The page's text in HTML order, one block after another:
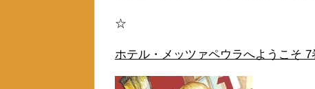
☆
ホテル・メッツァペウラへようこそ